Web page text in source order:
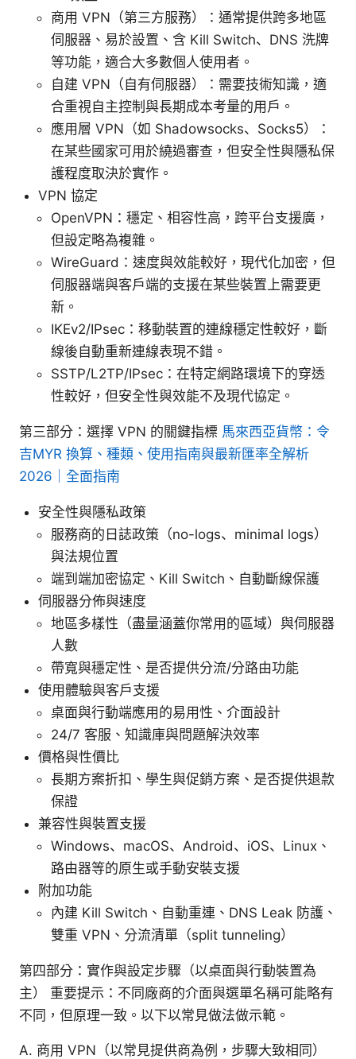
商用 VPN（第三方服務）：通常提供跨多地區
伺服器、易於設置、含 Kill Switch、DNS 洗牌
等功能，適合大多數個人使用者。
自建 VPN（自有伺服器）：需要技術知識，適
合重視自主控制與長期成本考量的用戶。
應用層 VPN（如 Shadowsocks、Socks5）：
在某些國家可用於繞過審查，但安全性與隱私保
護程度取決於實作。
VPN 協定
OpenVPN：穩定、相容性高，跨平台支援廣，
但設定略為複雜。
WireGuard：速度與效能較好，現代化加密，但
伺服器端與客戶端的支援在某些裝置上需要更
新。
IKEv2/IPsec：移動裝置的連線穩定性較好，斷
線後自動重新連線表現不錯。
SSTP/L2TP/IPsec：在特定網路環境下的穿透
性較好，但安全性與效能不及現代協定。
第三部分：選擇 VPN 的關鍵指標 馬來西亞貨幣：令
吉MYR 換算、種類、使用指南與最新匯率全解析
2026｜全面指南
安全性與隱私政策
服務商的日誌政策（no-logs、minimal logs）
與法規位置
端到端加密協定、Kill Switch、自動斷線保護
伺服器分佈與速度
地區多樣性（盡量涵蓋你常用的區域）與伺服器
人數
帶寬與穩定性、是否提供分流/分路由功能
使用體驗與客戶支援
桌面與行動端應用的易用性、介面設計
24/7 客服、知識庫與問題解決效率
價格與性價比
長期方案折扣、學生與促銷方案、是否提供退款
保證
兼容性與裝置支援
Windows、macOS、Android、iOS、Linux、
路由器等的原生或手動安裝支援
附加功能
內建 Kill Switch、自動重連、DNS Leak 防護、
雙重 VPN、分流清單（split tunneling）
第四部分：實作與設定步驟（以桌面與行動裝置為
主） 重要提示：不同廠商的介面與選單名稱可能略有
不同，但原理一致。以下以常見做法做示範。
A. 商用 VPN（以常見提供商為例，步驟大致相同）